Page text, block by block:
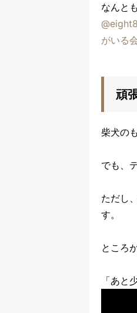
なんと
がいる
頑
柴犬の
でも、
ただし
す。
ところ
「あと